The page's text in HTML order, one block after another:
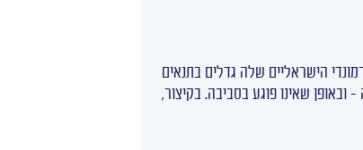
הישראליים שלה גדלים בתנאים
שאינו פוגע בסביבה. בקיצור,